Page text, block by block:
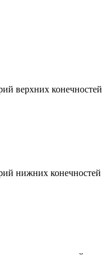
верхних конечностей
нижних конечностей